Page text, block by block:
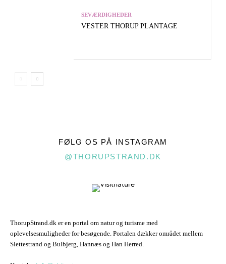
SEVÆRDIGHEDER
VESTER THORUP PLANTAGE
FØLG OS PÅ INSTAGRAM
@THORUPSTRAND.DK
ThorupStrand.dk er en portal om natur og turisme med
oplevelsesmuligheder for besøgende. Portalen dækker området mellem
Slettestrand og Bulbjerg, Hannæs og Han Herred.